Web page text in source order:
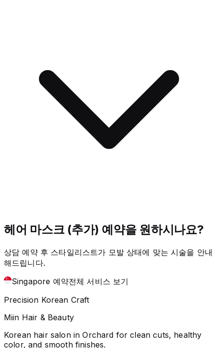
헤어 마스크 (추가) 예약을 원하시나요?
상담 예약 후 스타일리스트가 모발 상태에 맞는 시술을 안내
해드립니다.
Singapore 예약전체 서비스 보기
Precision Korean Craft
Miin Hair & Beauty
Korean hair salon in Orchard for clean cuts, healthy
color, and smooth finishes.